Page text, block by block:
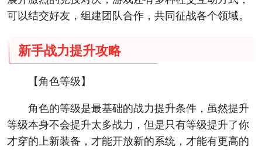
可以结交好友，组建团队合作，共同征战各个领域。
新手战力提升攻略
【角色等级】
角色的等级是最基础的战力提升条件，虽然提升
等级本身不会提升太多战力，但是只有等级提升了你
才穿的上新装备，才能开放新的系统，才能有更高的